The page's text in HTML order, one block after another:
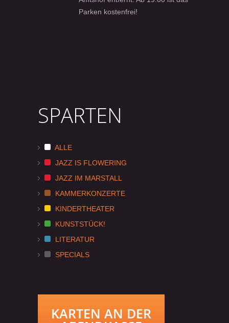
Parken kostenfrei!
SPARTEN
ALLE
JAZZ IS FLOWERING
JAZZ IM MARSTALL
KAMMERKONZERTE
KINDERTHEATER
KUNSTSTÜCK!
LITERATUR
SPECIALS
KARTEN AN DER